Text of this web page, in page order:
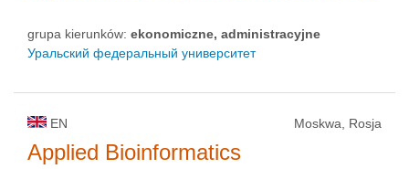
grupa kierunków: ekonomiczne, administracyjne
Уральский федеральный университет
EN Moskwa, Rosja
Applied Bioinformatics